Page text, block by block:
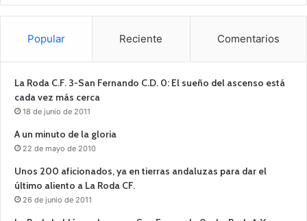
Popular Reciente Comentarios
La Roda C.F. 3-San Fernando C.D. 0: El sueño del ascenso está
cada vez más cerca
18 de junio de 2011
A un minuto de la gloria
22 de mayo de 2010
Unos 200 aficionados, ya en tierras andaluzas para dar el
último aliento a La Roda CF.
26 de junio de 2011